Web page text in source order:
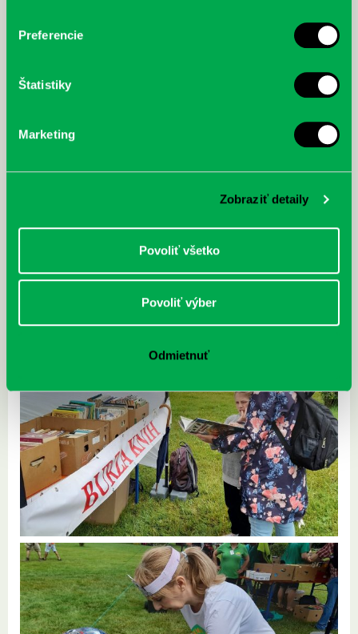
Preferencie
Štatistiky
Marketing
Zobraziť detaily
Povoliť všetko
Povoliť výber
Odmietnuť